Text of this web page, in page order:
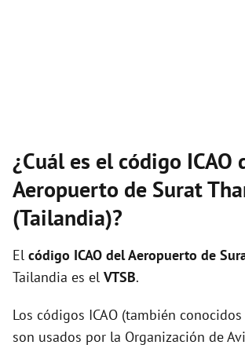
¿Cuál es el código ICAO
Aeropuerto de Surat
(Tailandia)?
El código ICAO delAeropuerto de
Tailandia es el VTSB.
Los códigos ICAO (también conocidos
son usados por la Organización de